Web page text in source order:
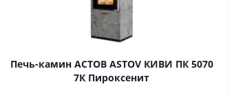
Печь-камин АСТОВ ASTOV КИВИ ПК 5070
7К Пироксенит